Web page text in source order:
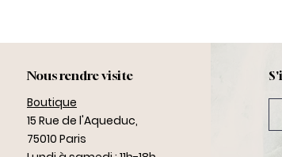
Nous rendre visite
Boutique
15 Rue de l'Aqueduc,
75010 Paris